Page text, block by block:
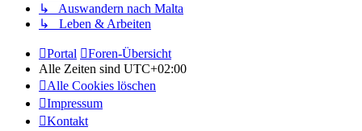
↳ Auswandern nach Malta
↳ Leben & Arbeiten
Portal
Foren-Übersicht
Alle Zeiten sind UTC+02:00
Alle Cookies löschen
Impressum
Kontakt